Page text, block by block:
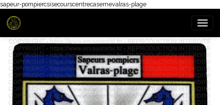
sapeur-pompiercsisecourscentrecasernevalras-plage